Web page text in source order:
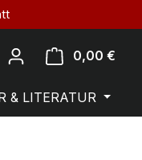
0,00 €
& LITERATUR